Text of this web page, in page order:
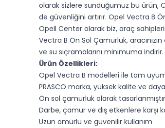
olarak sizlere sunduğumuz bu ürün,
de güvenliğini artırır. Opel Vectra B
Opell Center olarak biz, araç
Vectra B Ön Sol Çamurluk,
ve su sıçramalarını minimuma indirir.
Ürün Özellikleri:
Opel Vectra B modelleri ile tam
PRASCO marka, yüksek kalite ve
Ön sol çamurluk olarak tasarlanmıştır
Darbe, çamur ve dış etkenlere karşı
Uzun ömürlü ve güvenilir kullanım